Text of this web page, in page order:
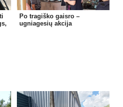
Po tragiško gaisro –
ugniagesių akcija